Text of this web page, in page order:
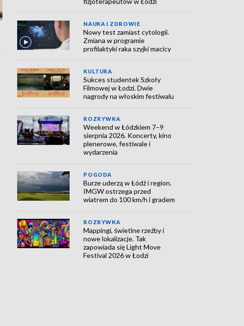
NAUKA I ZDROWIE
Nowy test zamiast cytologii.
Zmiana w programie
profilaktyki raka szyjki macicy
KULTURA
Sukces studentek Szkoły
Filmowej w Łodzi. Dwie
nagrody na włoskim festiwalu
ROZRYWKA
Weekend w Łódzkiem 7–9
sierpnia 2026. Koncerty, kino
plenerowe, festiwale i
wydarzenia
POGODA
Burze uderzą w Łódź i region.
IMGW ostrzega przed
wiatrem do 100 km/h i gradem
ROZRYWKA
Mappingi, świetlne rzeźby i
nowe lokalizacje. Tak
zapowiada się Light Move
Festival 2026 w Łodzi